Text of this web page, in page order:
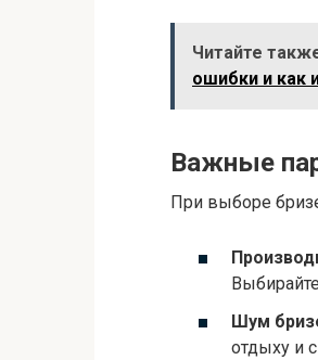
Читайте
ошибки и как
Важные
При выборе
Шум
отдыху и